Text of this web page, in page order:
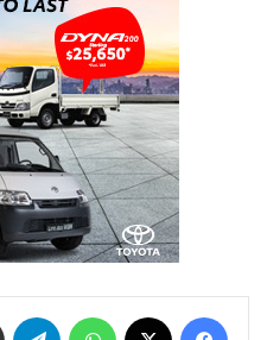
فيسبوك واتساب